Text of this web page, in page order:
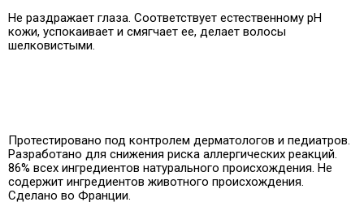
Не раздражает глаза. Соответствует естественному pH
кожи, успокаивает и смягчает ее, делает волосы
шелковистыми.
Протестировано под контролем дерматологов и педиатров.
Разработано для снижения риска аллергических реакций.
86% всех ингредиентов натурального происхождения. Не
содержит ингредиентов животного происхождения.
Сделано во Франции.